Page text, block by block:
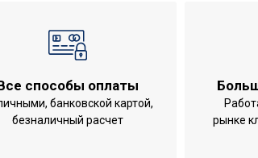
включения без воды;Защита от
пылевлагозащищенности
способы оплаты
банковской картой,
безналичный расчет
рынке